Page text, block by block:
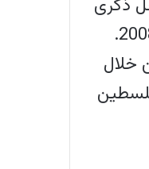
تُستغل ذكرى
المحرقة النازية “كسلاح أيديولوجي” لتحصين إسرائيل ضد النقد. وعُرف بانتقاده لإسرائيل، وقد مُنع من دخول إسرائيل منذ 2008.
خلال